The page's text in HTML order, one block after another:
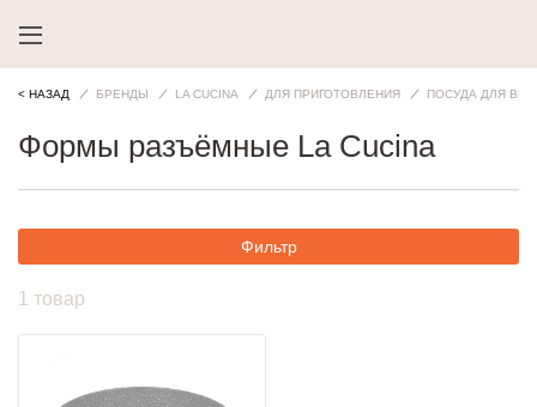
< НАЗАД БРЕНДЫ LA CUCINA ДЛЯ ПРИГОТОВЛЕНИЯ ПОСУДА ДЛЯ
Формы разъёмные La Cucina
Фильтр
1 товар